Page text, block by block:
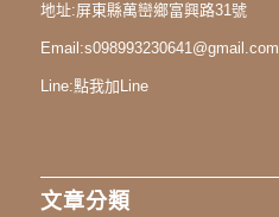
地址:屏東縣萬巒鄉富興路31號
Email:s098993230641@gmail.com
Line:點我加Line
文章分類